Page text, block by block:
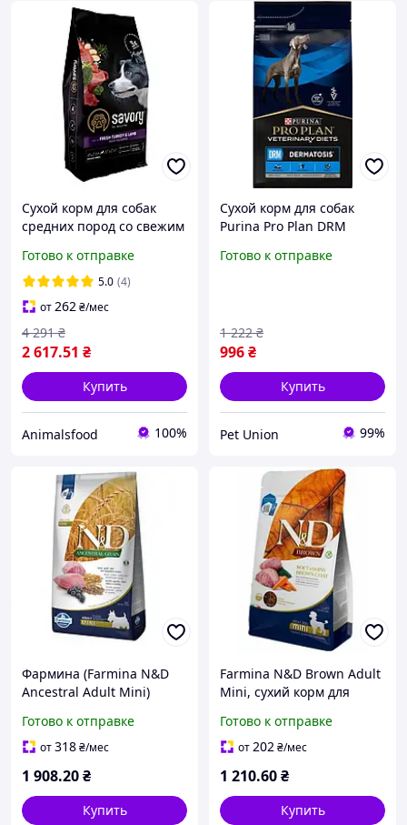
Сухой корм для собак
средних пород со свежим
Savory 12 кг
Готово к отправке
5.0 (4)
от262₴/мес
2 617.51 ₴
4 291 ₴
Купить
Animalsfood 100%
Сухой корм для собак
Purina Pro Plan DRM
дерматозах и
Готово к отправке
996₴
1 222 ₴
Купить
Pet Union 99%
Фармина (Farmina N&D
Ancestral Adult Mini)
малих порід
низькозерновий холістік
Готово к отправке
от318₴/мес
1 908.20₴
Купить
Farmina N&D Brown Adult
Mini, сухий корм для
шерстю (2 кг) ягня,
спіруліна, морква
Готово к отправке
от202₴/мес
1 210.60₴
Купить